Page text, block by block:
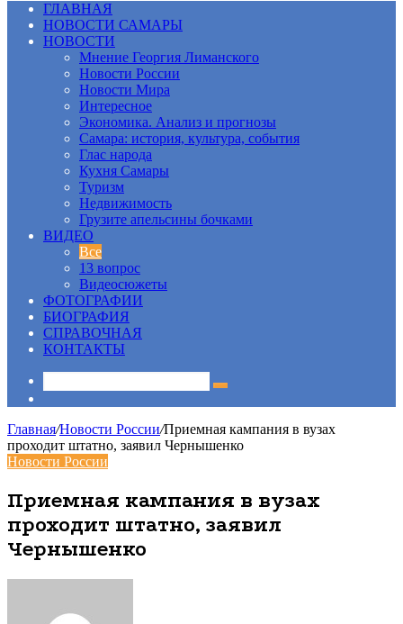
ГЛАВНАЯ
НОВОСТИ САМАРЫ
НОВОСТИ
Мнение Георгия Лиманского
Новости России
Новости Мира
Интересное
Экономика. Анализ и прогнозы
Самара: история, культура, события
Глас народа
Кухня Самары
Туризм
Недвижимость
Грузите апельсины бочками
ВИДЕО
Все
13 вопрос
Видеосюжеты
ФОТОГРАФИИ
БИОГРАФИЯ
СПРАВОЧНАЯ
КОНТАКТЫ
Главная/Новости России/Приемная кампания в вузах
проходит штатно, заявил Чернышенко
Новости России
Приемная кампания в вузах
проходит штатно, заявил
Чернышенко